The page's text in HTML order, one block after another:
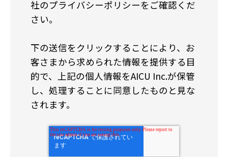
社のプライバシーポリシーをご確認くだ
さい。
下の送信をクリックすることにより、お
客さまから求められた情報を提供する目
的で、上記の個人情報をAICU Inc.が保管
し、処理することに同意したものと見な
されます。